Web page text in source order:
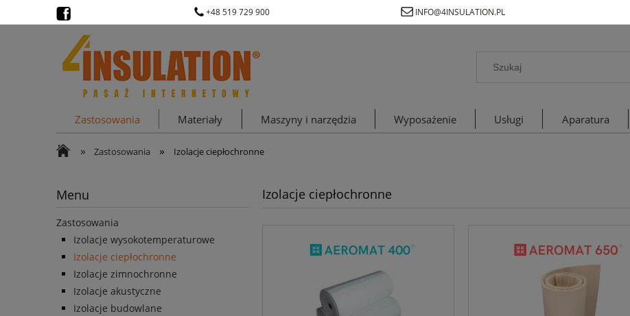
+48 519 729 900 INFO@4INSULATION.PL
Zastosowania Materiały Maszyny i narzędzia Wyposażenie Usługi Aparatura
» Zastosowania » Izolacje ciepłochronne
Menu
Zastosowania
Izolacje wysokotemperaturowe
Izolacje ciepłochronne
Izolacje zimnochronne
Izolacje akustyczne
Izolacje budowlane
Izolacje ciepłochronne